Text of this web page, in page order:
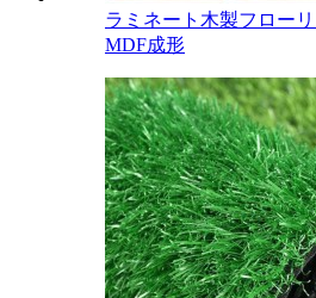
ラミネート木製フロー
MDF成形